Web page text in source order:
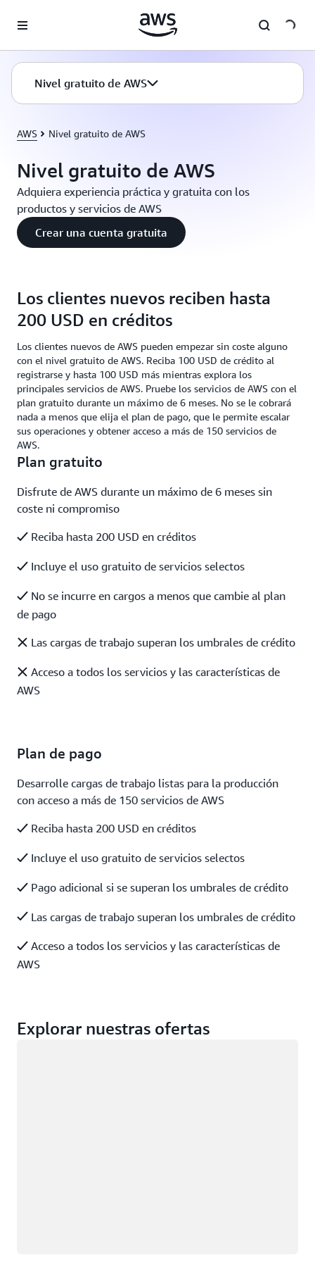
Nivel gratuito de AWS
AWS Nivel gratuito de AWS
Nivel gratuito de AWS
Adquiera experiencia práctica y gratuita con los
productos y servicios de AWS
Crear una cuenta gratuita
Los clientes nuevos reciben hasta
200 USD en créditos
Los clientes nuevos de AWS pueden empezar sin coste alguno
con el nivel gratuito de AWS. Reciba 100 USD de crédito al
registrarse y hasta 100 USD más mientras explora los
principales servicios de AWS. Pruebe los servicios de AWS con el
plan gratuito durante un máximo de 6 meses. No se le cobrará
nada a menos que elija el plan de pago, que le permite escalar
sus operaciones y obtener acceso a más de 150 servicios de
AWS.
Plan gratuito
Disfrute de AWS durante un máximo de 6 meses sin
coste ni compromiso
Reciba hasta 200 USD en créditos
Incluye el uso gratuito de servicios selectos
No se incurre en cargos a menos que cambie al plan
de pago
Las cargas de trabajo superan los umbrales de crédito
Acceso a todos los servicios y las características de
AWS
Plan de pago
Desarrolle cargas de trabajo listas para la producción
con acceso a más de 150 servicios de AWS
Reciba hasta 200 USD en créditos
Incluye el uso gratuito de servicios selectos
Pago adicional si se superan los umbrales de crédito
Las cargas de trabajo superan los umbrales de crédito
Acceso a todos los servicios y las características de
AWS
Explorar nuestras ofertas